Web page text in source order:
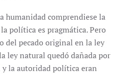
humanidad comprendiese la
política es pragmática. Pero
del pecado original en la ley
ley natural quedó dañada por
y la autoridad política eran